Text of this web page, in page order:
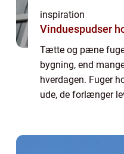
inspiration
Vinduespudser
Tætte og pæne
bygning, end
hverdagen. Fuger
ude, de forlænger